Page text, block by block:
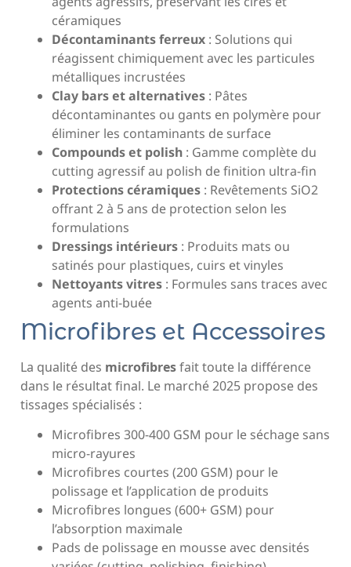
céramiques
Décontaminants ferreux : Solutions qui
réagissent chimiquement avec les particules
métalliques incrustées
Clay bars et alternatives : Pâtes
décontaminantes ou gants en polymère pour
éliminer les contaminants de surface
Compounds et polish : Gamme complète du
cutting agressif au polish de finition ultra-fin
Protections céramiques : Revêtements SiO2
offrant 2 à 5 ans de protection selon les
formulations
Dressings intérieurs : Produits mats ou
satinés pour plastiques, cuirs et vinyles
Nettoyants vitres : Formules sans traces avec
agents anti-buée
Microfibres et Accessoires
La qualité des microfibresfait toute la différence
dans le résultat final. Le marché 2025 propose des
tissages spécialisés :
Microfibres 300-400 GSM pour le séchage sans
micro-rayures
Microfibres courtes (200 GSM) pour le
polissage et l’application de produits
Microfibres longues (600+ GSM) pour
l’absorption maximale
Pads de polissage en mousse avec densités